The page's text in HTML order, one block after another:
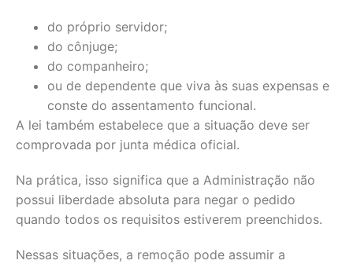
do próprio servidor;
do cônjuge;
do companheiro;
ou de dependente que viva às suas expensas e
conste do assentamento funcional.
A lei também estabelece que a situação deve ser
comprovada por junta médica oficial.
Na prática, isso significa que a Administração não
possui liberdade absoluta para negar o pedido
quando todos os requisitos estiverem preenchidos.
Nessas situações, a remoção pode assumir a